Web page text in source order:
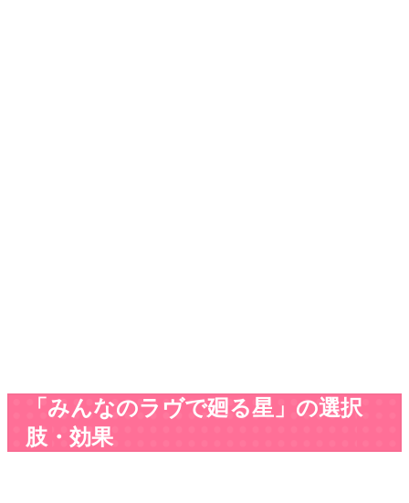
「みんなのラヴで廻る星」の選択
肢・効果